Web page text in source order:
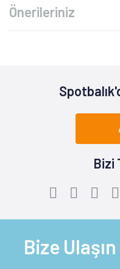
Önerileriniz
Bizi
Bize